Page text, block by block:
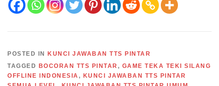
POSTED IN
KUNCI JAWABAN TTS PINTAR
TAGGED
BOCORAN TTS PINTAR , GAME TEKA TEKI SILANG
OFFLINE INDONESIA , KUNCI JAWABAN TTS PINTAR